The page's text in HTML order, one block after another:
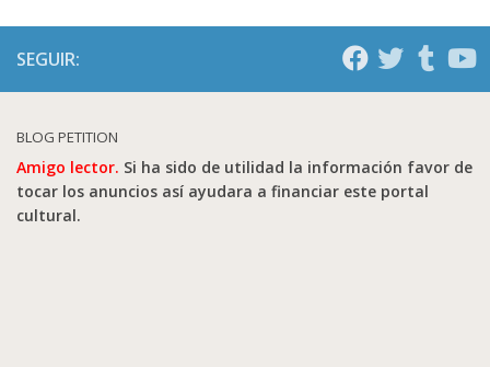
SEGUIR:
BLOG PETITION
Amigo lector. Si ha sido de utilidad la información favor de
tocar los anuncios así ayudara a financiar este portal
cultural.